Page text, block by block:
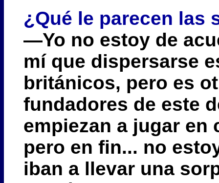
¿Qué le parecen las
—Yo no estoy de
mí que dispersarse
británicos, pero es
fundadores de este
empiezan a jugar en
pero en fin... no
iban a llevar una